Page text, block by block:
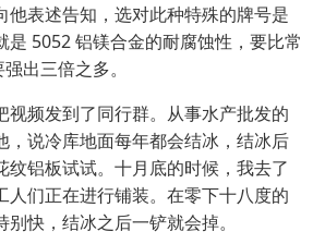
他表述告知，选对此种特殊的牌号是
是 5052 铝镁合金的耐腐蚀性，要比常
出三倍之多。
视频发到了同行群。从事水产批发的
，说冷库地面每年都会结冰，结冰后
纹铝板试试。十月底的时候，我去了
人们正在进行铺装。在零下十八度的
快，结冰之后一铲就会掉。